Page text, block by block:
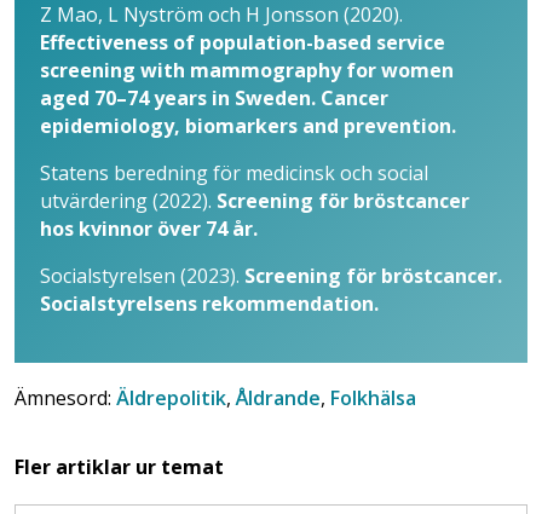
Z Mao, L Nyström och H Jonsson (2020).
Effectiveness of population-based service
screening with mammography for women
aged 70–74 years in Sweden. Cancer
epidemiology, biomarkers and prevention.
Statens beredning för medicinsk och social
utvärdering (2022). Screening för bröstcancer
hos kvinnor över 74 år.
Socialstyrelsen (2023). Screening för bröstcancer.
Socialstyrelsens rekommendation.
Ämnesord: Äldrepolitik,Åldrande, Folkhälsa
Fler artiklar ur temat